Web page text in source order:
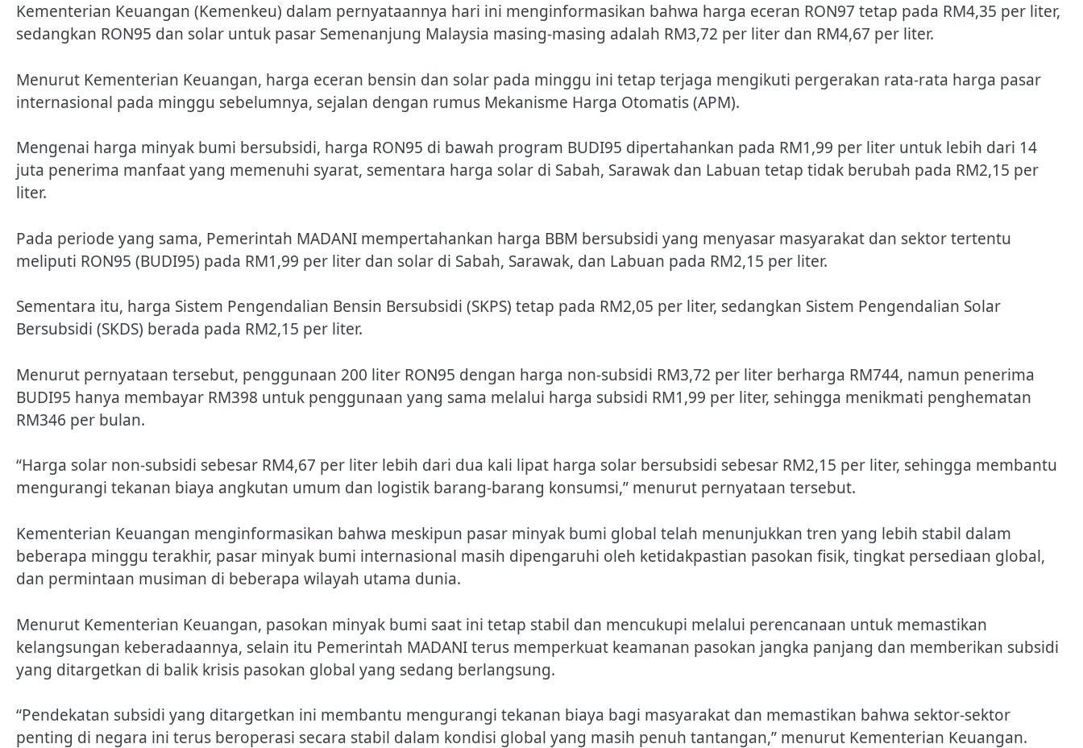
Kementerian Keuangan (Kemenkeu) dalam pernyataannya hari ini menginformasikan bahwa harga eceran RON97 tetap pada RM4,35 per liter,
sedangkan RON95 dan solar untuk pasar Semenanjung Malaysia masing-masing adalah RM3,72 per liter dan RM4,67 per liter.
Menurut Kementerian Keuangan, harga eceran bensin dan solar pada minggu ini tetap terjaga mengikuti pergerakan rata-rata harga pasar
internasional pada minggu sebelumnya, sejalan dengan rumus Mekanisme Harga Otomatis (APM).
Mengenai harga minyak bumi bersubsidi, harga RON95 di bawah program BUDI95 dipertahankan pada RM1,99 per liter untuk lebih dari 14
juta penerima manfaat yang memenuhi syarat, sementara harga solar di Sabah, Sarawak dan Labuan tetap tidak berubah pada RM2,15 per
liter.
Pada periode yang sama, Pemerintah MADANI mempertahankan harga BBM bersubsidi yang menyasar masyarakat dan sektor tertentu
meliputi RON95 (BUDI95) pada RM1,99 per liter dan solar di Sabah, Sarawak, dan Labuan pada RM2,15 per liter.
Sementara itu, harga Sistem Pengendalian Bensin Bersubsidi (SKPS) tetap pada RM2,05 per liter, sedangkan Sistem Pengendalian Solar
Bersubsidi (SKDS) berada pada RM2,15 per liter.
Menurut pernyataan tersebut, penggunaan 200 liter RON95 dengan harga non-subsidi RM3,72 per liter berharga RM744, namun penerima
BUDI95 hanya membayar RM398 untuk penggunaan yang sama melalui harga subsidi RM1,99 per liter, sehingga menikmati penghematan
RM346 per bulan.
“Harga solar non-subsidi sebesar RM4,67 per liter lebih dari dua kali lipat harga solar bersubsidi sebesar RM2,15 per liter, sehingga membantu
mengurangi tekanan biaya angkutan umum dan logistik barang-barang konsumsi,” menurut pernyataan tersebut.
Kementerian Keuangan menginformasikan bahwa meskipun pasar minyak bumi global telah menunjukkan tren yang lebih stabil dalam
beberapa minggu terakhir, pasar minyak bumi internasional masih dipengaruhi oleh ketidakpastian pasokan fisik, tingkat persediaan global,
dan permintaan musiman di beberapa wilayah utama dunia.
Menurut Kementerian Keuangan, pasokan minyak bumi saat ini tetap stabil dan mencukupi melalui perencanaan untuk memastikan
kelangsungan keberadaannya, selain itu Pemerintah MADANI terus memperkuat keamanan pasokan jangka panjang dan memberikan subsidi
yang ditargetkan di balik krisis pasokan global yang sedang berlangsung.
“Pendekatan subsidi yang ditargetkan ini membantu mengurangi tekanan biaya bagi masyarakat dan memastikan bahwa sektor-sektor
penting di negara ini terus beroperasi secara stabil dalam kondisi global yang masih penuh tantangan,” menurut Kementerian Keuangan.